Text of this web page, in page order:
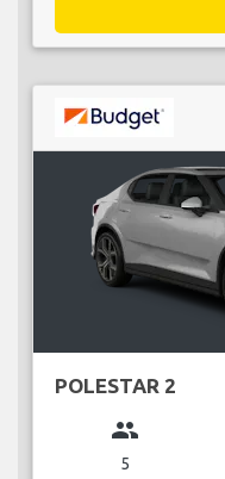
POLESTAR 2
group
5